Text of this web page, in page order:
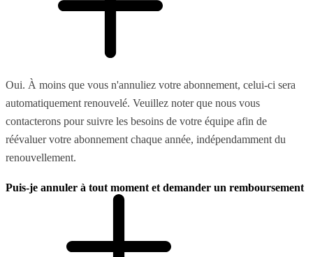
Oui. À moins que vous n'annuliez votre abonnement, celui-ci sera
automatiquement renouvelé. Veuillez noter que nous vous
contacterons pour suivre les besoins de votre équipe afin de
réévaluer votre abonnement chaque année, indépendamment du
renouvellement.
Puis-je annuler à tout moment et demander un remboursement